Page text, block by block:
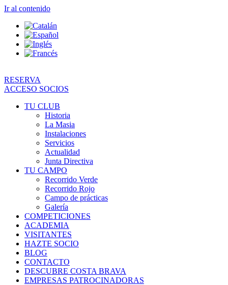
Ir al contenido
RESERVA
ACCESO SOCIOS
TU CLUB
Historia
La Masia
Instalaciones
Servicios
Actualidad
Junta Directiva
TU CAMPO
Recorrido Verde
Recorrido Rojo
Campo de prácticas
Galería
COMPETICIONES
ACADEMIA
VISITANTES
HAZTE SOCIO
BLOG
CONTACTO
DESCUBRE COSTA BRAVA
EMPRESAS PATROCINADORAS